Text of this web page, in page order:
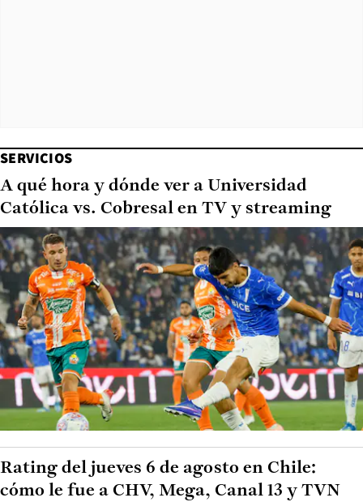
SERVICIOS
A qué hora y dónde ver a Universidad
Católica vs. Cobresal en TV y streaming
Rating del jueves 6 de agosto en Chile:
cómo le fue a CHV, Mega, Canal 13 y TVN